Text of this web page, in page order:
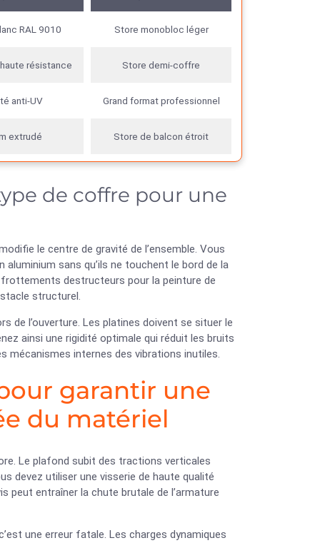
RAL 9010 Store monobloc léger
résistance Store demi-coffre
anti-UV Grand format professionnel
extrudé Store de balcon étroit
de coffre pour une
le centre de gravité de l’ensemble. Vous
sans qu’ils ne touchent le bord de la
destructeurs pour la peinture de
structurel.
de l’ouverture. Les platines doivent se situer le
ainsi une rigidité optimale qui réduit les bruits
mécanismes internes des vibrations inutiles.
garantir une
du matériel
Le plafond subit des tractions verticales
devez utiliser une visserie de haute qualité
peut entraîner la chute brutale de l’armature
une erreur fatale. Les charges dynamiques